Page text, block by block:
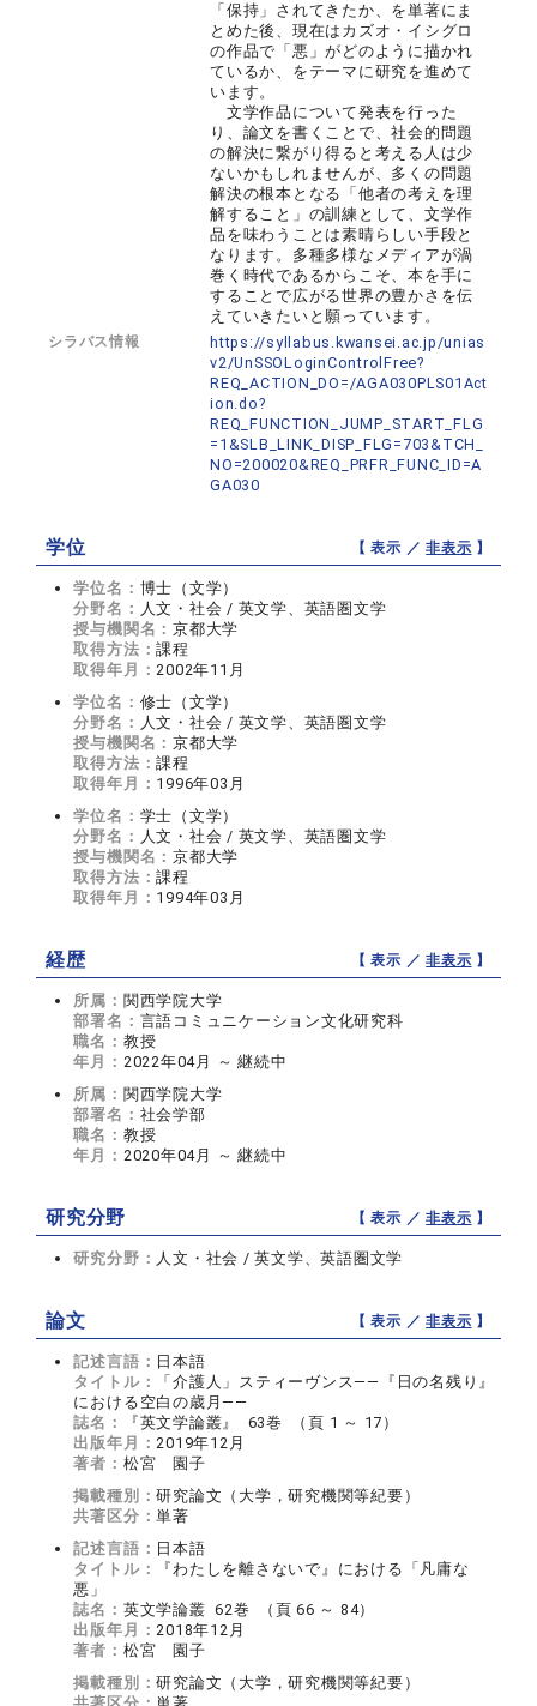
「保持」されてきたか、を単著にま
とめた後、現在はカズオ・イシグロ
の作品で「悪」がどのように描かれ
ているか、をテーマに研究を進めて
います。
文学作品について発表を行った
り、論文を書くことで、社会的問題
の解決に繋がり得ると考える人は少
ないかもしれませんが、多くの問題
解決の根本となる「他者の考えを理
解すること」の訓練として、文学作
品を味わうことは素晴らしい手段と
なります。多種多様なメディアが渦
巻く時代であるからこそ、本を手に
することで広がる世界の豊かさを伝
えていきたいと願っています。
シラバス情報
https://syllabus.kwansei.ac.jp/unias
v2/UnSSOLoginControlFree?
REQ_ACTION_DO=/AGA030PLS01Act
ion.do?
REQ_FUNCTION_JUMP_START_FLG
=1&SLB_LINK_DISP_FLG=703&TCH_
NO=200020&REQ_PRFR_FUNC_ID=A
GA030
学位 【 表示 ／非表示 】
学位名： 博士（文学）
分野名： 人文・社会 / 英文学、英語圏文学
授与機関名：京都大学
取得方法：課程
取得年月：2002年11月
学位名： 修士（文学）
分野名： 人文・社会 / 英文学、英語圏文学
授与機関名：京都大学
取得方法：課程
取得年月： 1996年03月
学位名： 学士（文学）
分野名： 人文・社会 / 英文学、英語圏文学
授与機関名：京都大学
取得方法：課程
取得年月： 1994年03月
経歴 【 表示 ／非表示 】
所属： 関西学院大学
部署名： 言語コミュニケーション文化研究科
職名： 教授
年月： 2022年04月 ～ 継続中
所属： 関西学院大学
部署名： 社会学部
職名： 教授
年月： 2020年04月 ～ 継続中
研究分野 【 表示 ／非表示 】
研究分野： 人文・社会 / 英文学、英語圏文学
論文 【 表示 ／非表示 】
記述言語： 日本語
タイトル：
「介護人」スティーヴンス――『日の名残り』
における空白の歳月――
誌名：
『英文学論叢』 63巻 （頁 1 ～ 17）
出版年月：2019年12月
著者： 松宮 園子
掲載種別：研究論文（大学，研究機関等紀要）
共著区分：単著
記述言語： 日本語
タイトル：
『わたしを離さないで』における「凡庸な
悪」
誌名： 英文学論叢 62巻 （頁 66 ～ 84）
出版年月：2018年12月
著者： 松宮 園子
掲載種別：研究論文（大学，研究機関等紀要）